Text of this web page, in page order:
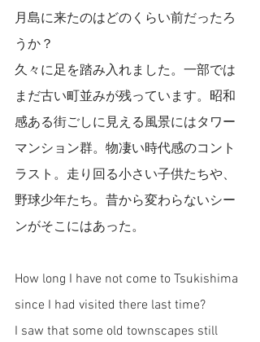
月島に来たのはどのくらい前だったろ
うか？
久々に足を踏み入れました。一部では
まだ古い町並みが残っています。昭和
感ある街ごしに見える風景にはタワー
マンション群。物凄い時代感のコント
ラスト。走り回る小さい子供たちや、
野球少年たち。昔から変わらないシー
ンがそこにはあった。
How long I have not come to Tsukishima
since I had visited there last time?
I saw that some old townscapes still